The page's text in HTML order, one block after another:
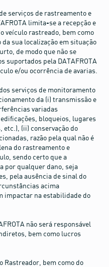
serviços de rastreamento e
limita-se a recepção e
veículo rastreado, bem como
sua localização em situação
de modo que não se
suportados pela DATAFROTA
e/ou ocorrência de avarias.
serviços de monitoramento
da (i) transmissão e
variadas
bloqueios, lugares
(ii) conservação do
razão pela qual não é
do rastreamento e
sendo certo que a
por qualquer dano, seja
pela ausência de sinal do
acima
impactar na estabilidade do
não será responsável
bem como lucros
Rastreador, bem como do